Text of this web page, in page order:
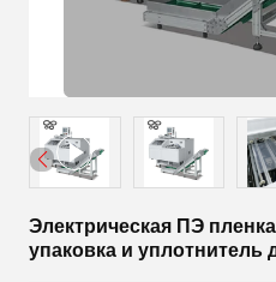
Электрическая ПЭ
упаковка и уплотнитель